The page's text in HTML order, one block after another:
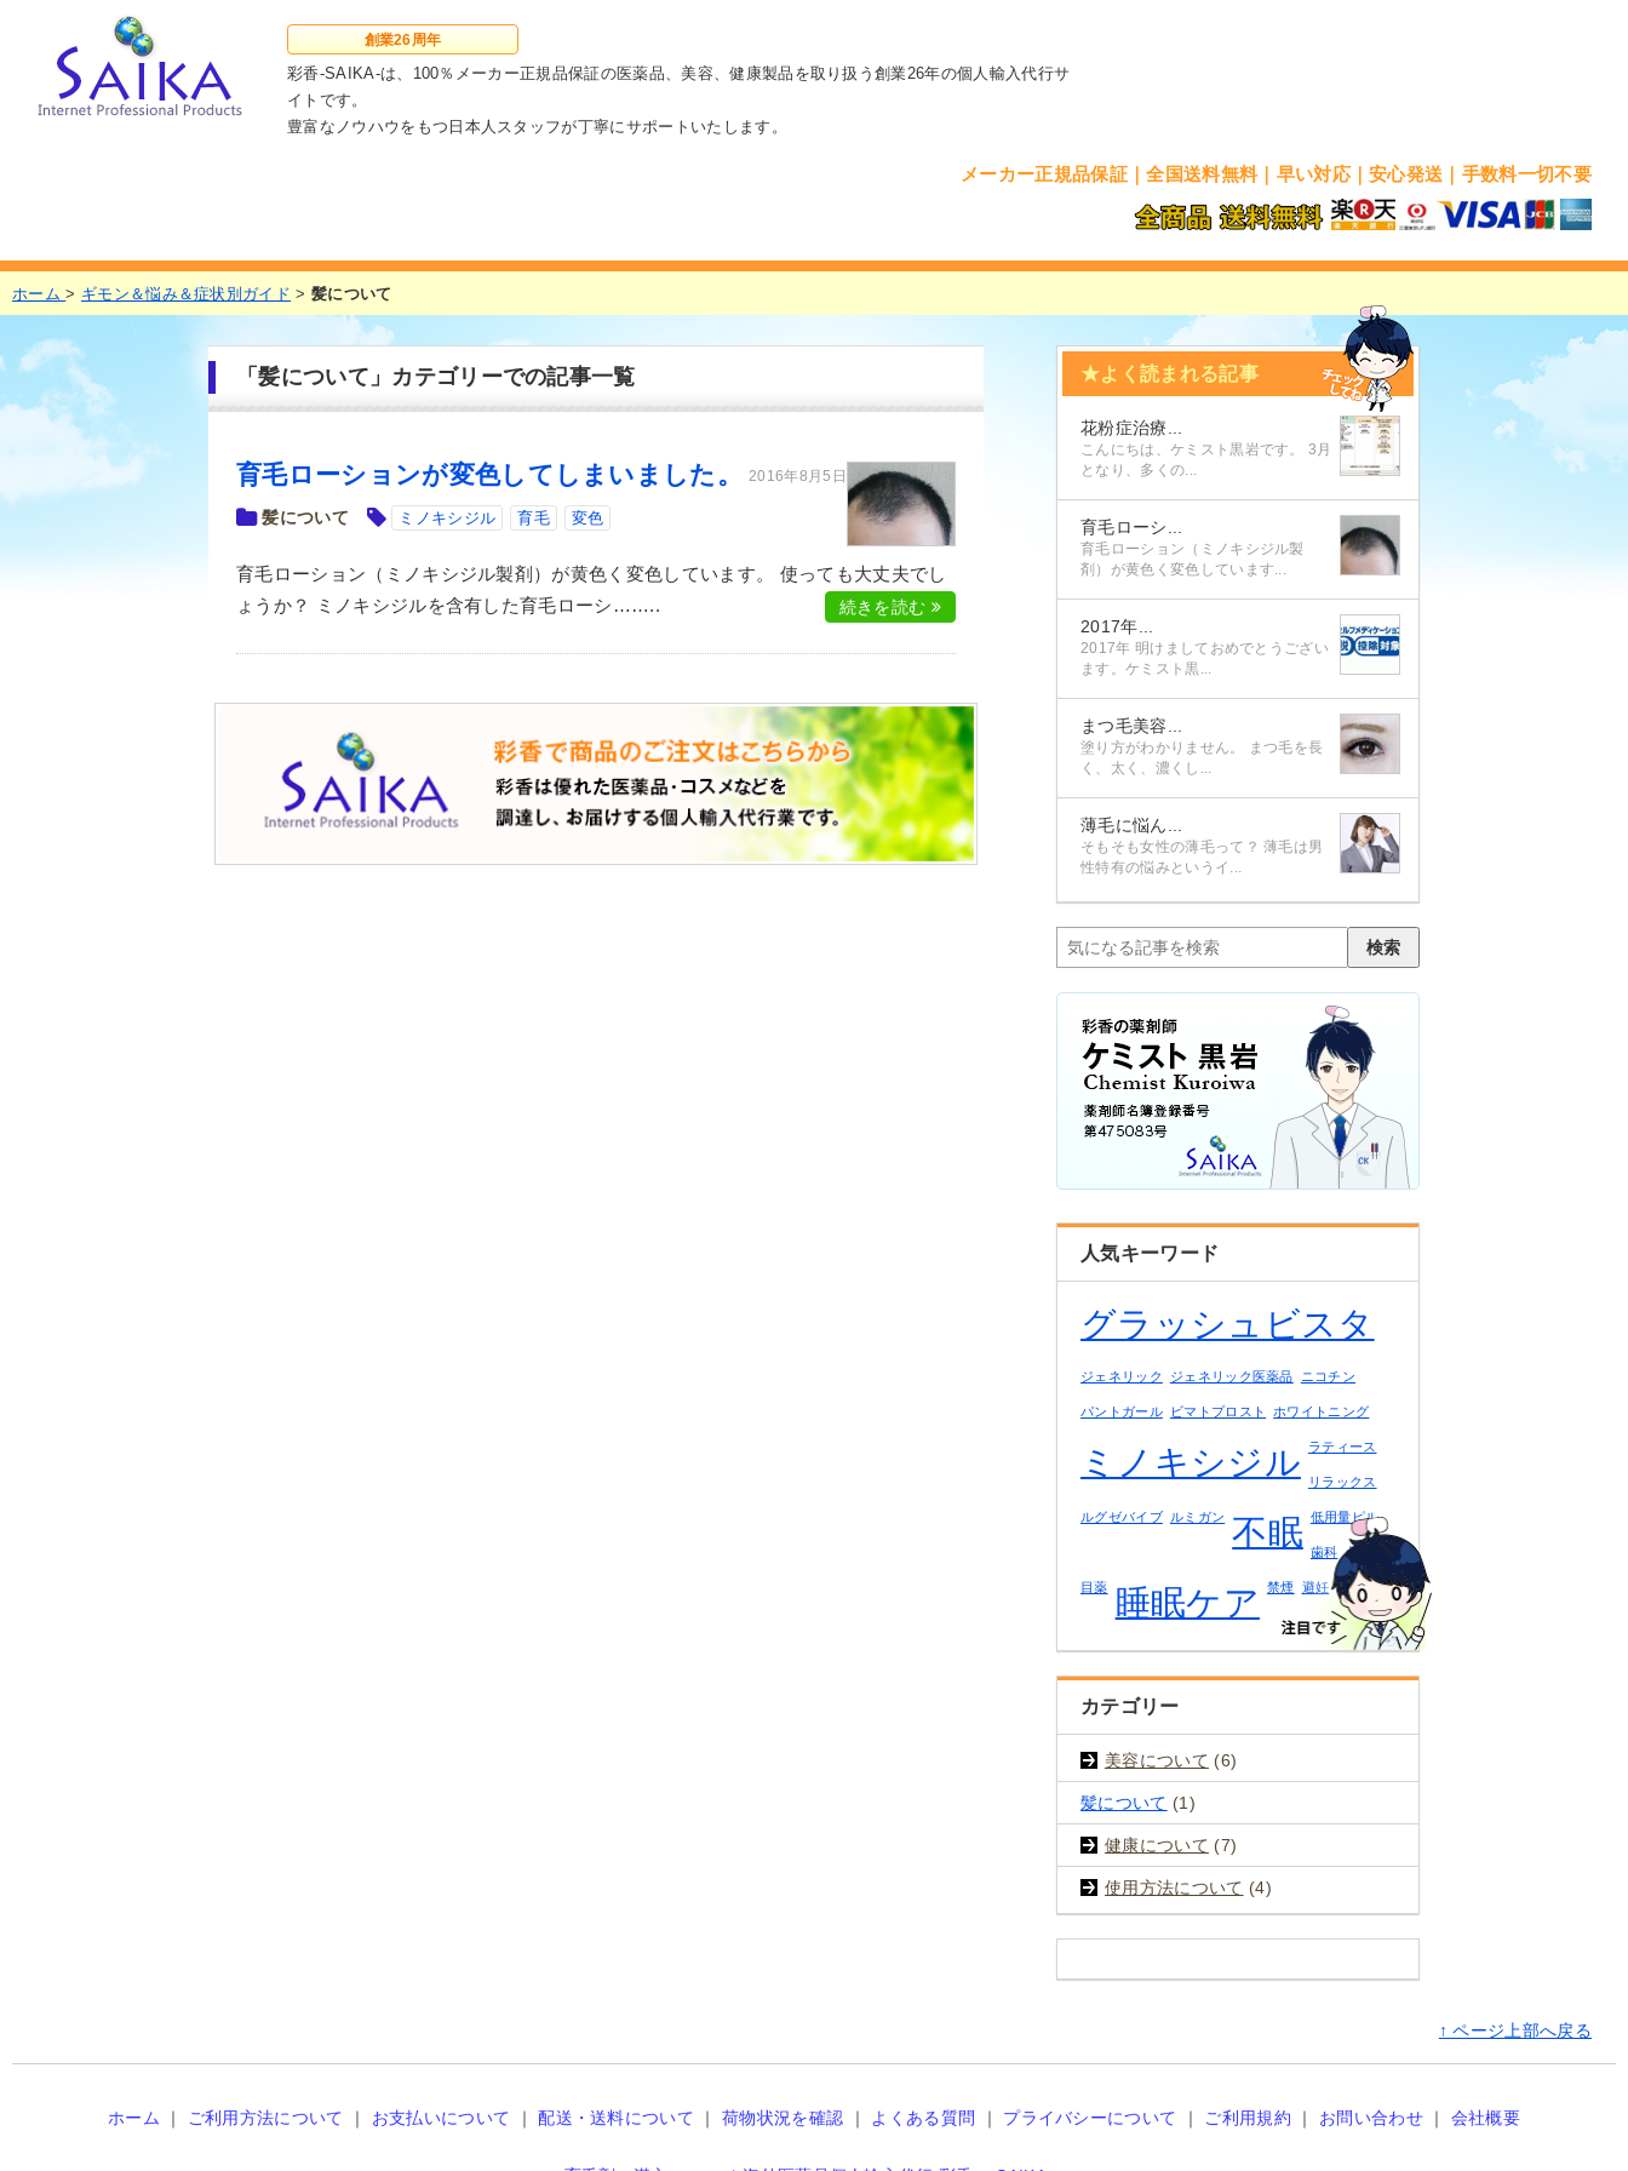
創業26周年
彩香-SAIKA-は、100％メーカー正規品保証の医薬品、美容、健康製品を取り扱う創業26年の個人輸入代行サ
イトです。
豊富なノウハウをもつ日本人スタッフが丁寧にサポートいたします。
メーカー正規品保証｜全国送料無料｜早い対応｜安心発送｜手数料一切不要
ホーム > ギモン＆悩み＆症状別ガイド >髪について
「髪について」カテゴリーでの記事一覧
育毛ローションが変色してしまいました。 2016年8月5日
髪について ミノキシジル 育毛 変色
育毛ローション（ミノキシジル製剤）が黄色く変色しています。 使っても大丈夫でし
ょうか？ ミノキシジルを含有した育毛ローシ……..
続きを読む
★よく読まれる記事
花粉症治療...
こんにちは、ケミスト黒岩です。 3月
となり、多くの...
育毛ローシ...
育毛ローション（ミノキシジル製
剤）が黄色く変色しています...
2017年...
2017年 明けましておめでとうござい
ます。ケミスト黒...
まつ毛美容...
塗り方がわかりません。 まつ毛を長
く、太く、濃くし...
薄毛に悩ん...
そもそも女性の薄毛って？ 薄毛は男
性特有の悩みというイ...
検索
人気キーワード
グラッシュビスタ
ジェネリック ジェネリック医薬品 ニコチン
パントガール ビマトプロスト ホワイトニング
ミノキシジル ラティース
リラックス
ルグゼバイブ ルミガン 不眠 低用量ピル
歯科 点眼薬
目薬 睡眠ケア 禁煙 避妊
カテゴリー
美容について (6)
髪について (1)
健康について (7)
使用方法について (4)
↑ ページ上部へ戻る
ホーム ｜ ご利用方法について ｜ お支払いについて ｜配送・送料について ｜荷物状況を確認 ｜ よくある質問 ｜ プライバシーについて ｜ ご利用規約 ｜ お問い合わせ｜ 会社概要